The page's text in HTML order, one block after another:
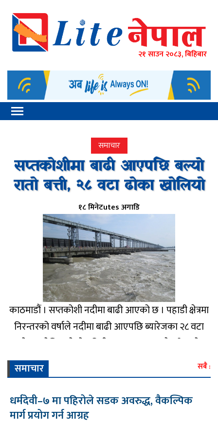
२१ साउन २०८३, बिहिबार
समाचार
सप्तकोशीमा बाढी आएपछि बल्याे
रातो बत्ती, २८ वटा ढोका खोलियो
१८ मिनेटutes अगाडि
काठमाडौं । सप्तकोशी नदीमा बाढी आएको छ । पहाडी क्षेत्रमा
निरन्तरको वर्षाले नदीमा बाढी आएपछि ब्यारेजका २८ वटा
ढोका खोलिएको हो । बिहीबार मध्याह्न १२ बजे गरिएको
मापनमा कोसी ब्यारेजमा पानीको बहाव प्रतिसेकेन्ड दुई लाख
नौ हजार ५१० क्युसेक पुगेको छ । अहिले ब्यारेजमा खतराको
संकेतस्वरूप ..
समाचार सबै :
धर्मदेवी–७ मा पहिरोले सडक अवरुद्ध, वैकल्पिक
मार्ग प्रयोग गर्न आग्रह